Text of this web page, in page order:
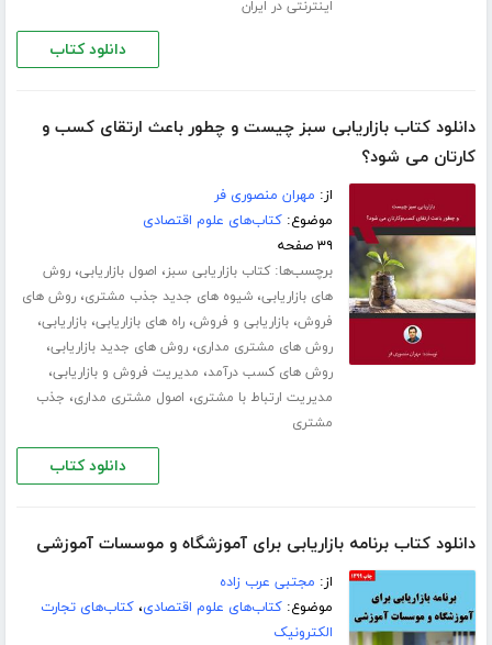
اینترنتی در ایران
دانلود کتاب
دانلود کتاب بازاریابی سبز چیست و چطور باعث ارتقای کسب و‌
کارتان می شود؟
از: مهران منصوری فر
موضوع:کتاب‌های علوم اقتصادی
۳۹ صفحه
برچسب‌ها:کتاب بازاریابی سبز، اصول بازاریابی،روش
های بازاریابی،شیوه های جدید جذب مشتری،روش های
فروش،بازاریابی و فروش،راه های بازاریابی،بازاریابی،
روش های مشتری مداری،روش های جدید بازاریابی،
روش های کسب درآمد، مدیریت فروش و بازاریابی،
مدیریت ارتباط با مشتری، اصول مشتری مداری، جذب
مشتری
دانلود کتاب
دانلود کتاب برنامه بازاریابی برای آموزشگاه و موسسات آموزشی
از: مجتبی عرب زاده
موضوع:کتاب‌های علوم اقتصادی،کتاب‌های تجارت
الکترونیک